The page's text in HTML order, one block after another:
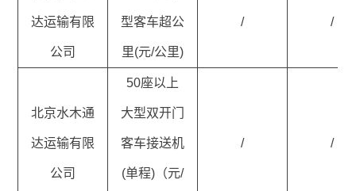
达运输有限
公司
型客车超公
里(元/公里)
/ /
北京水木通
达运输有限
公司
50座以上
大型双开门
客车接送机
(单程)（元/
/ /